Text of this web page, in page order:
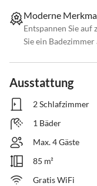
Moderne
Entspannen Sie
Sie ein
Ausstattung
2 Schlafzimmer
1 Bäder
Max. 4 Gäste
85 m²
Gratis WiFi